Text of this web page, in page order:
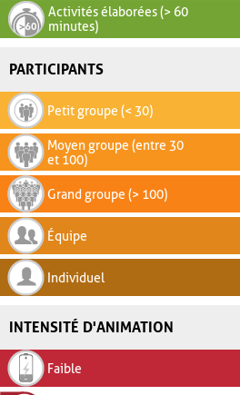
Activités élaborées (> 60
minutes)
PARTICIPANTS
Petit groupe (< 30)
Moyen groupe (entre 30
et 100)
Grand groupe (> 100)
Équipe
Individuel
INTENSITÉ D'ANIMATION
Faible